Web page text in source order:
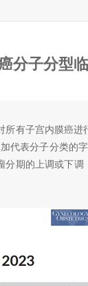
分子分型
有子宫内膜癌进
代表分子分类的
期的上调或下调